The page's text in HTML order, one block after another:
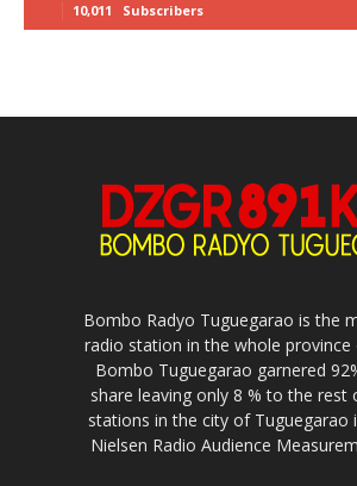
10,011 Subscribers
Bombo Radyo Tuguegarao is the
radio station in the whole province
Bombo Tuguegarao garnered
share leaving only 8 % to the rest
stations in the city of Tuguegarao
Nielsen Radio Audience